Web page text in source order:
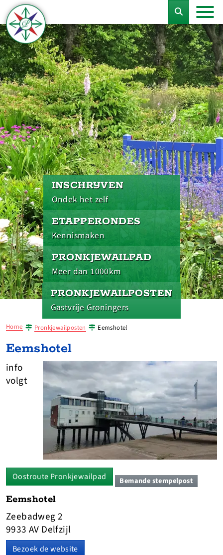
INSCHRIJVEN
Ondek het zelf
ETAPPERONDES
Kennismaken
PRONKJEWAILPAD
Meer dan 1000km
PRONKJEWAILPOSTEN
Gastvrije Groningers
Home Pronkjewailposten Eemshotel
Eemshotel
info
volgt
Oostroute Pronkjewailpad Bemande stempelpost
Eemshotel
Zeebadweg 2
9933 AV Delfzijl
Bezoek de website